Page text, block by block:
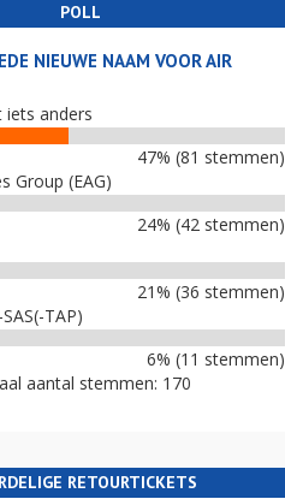
POLL
NIEUWE NAAM VOOR AIR
iets anders
47% (81 stemmen)
Group (EAG)
24% (42 stemmen)
21% (36 stemmen)
TAP)
6% (11 stemmen)
aantal stemmen: 170
RETOURTICKETS